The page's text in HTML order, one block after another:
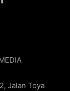
Jalan Toya